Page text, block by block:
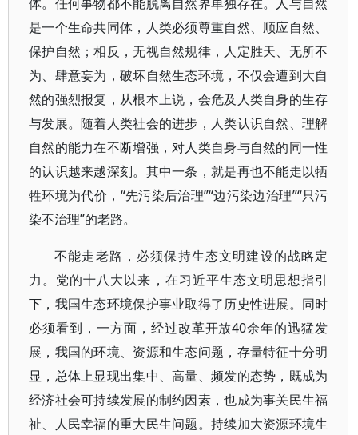
是一个生命共同体，人类必须尊重自然、顺应自然、
保护自然；相反，无视自然规律，人定胜天、无所不
为、肆意妄为，破坏自然生态环境，不仅会遭到大自
然的强烈报复，从根本上说，会危及人类自身的生存
与发展。随着人类社会的进步，人类认识自然、理解
自然的能力在不断增强，对人类自身与自然的同一性
的认识越来越深刻。其中一条，就是再也不能走以牺
牲环境为代价，“先污染后治理”“边污染边治理”“只污
染不治理”的老路。
不能走老路，必须保持生态文明建设的战略定
力。党的十八大以来，在习近平生态文明思想指引
下，我国生态环境保护事业取得了历史性进展。同时
必须看到，一方面，经过改革开放40余年的迅猛发
展，我国的环境、资源和生态问题，存量特征十分明
显，总体上显现出集中、高量、频发的态势，既成为
经济社会可持续发展的制约因素，也成为事关民生福
祉、人民幸福的重大民生问题。持续加大资源环境生